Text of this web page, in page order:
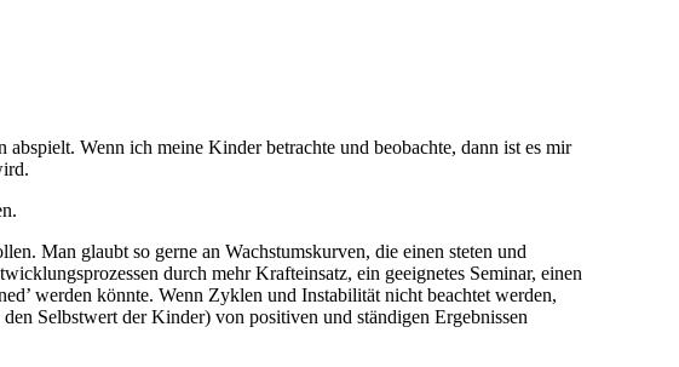
Wenn ich meine Kinder betrachte und beobachte, dann ist es mir
Man glaubt so gerne an Wachstumskurven, die einen steten und
durch mehr Krafteinsatz, ein geeignetes Seminar, einen
werden könnte. Wenn Zyklen und Instabilität nicht beachtet werden,
Selbstwert der Kinder) von positiven und ständigen Ergebnissen